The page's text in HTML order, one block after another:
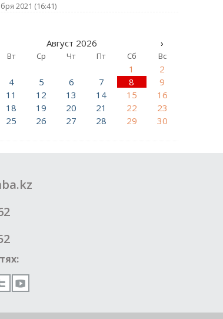
2021 (16:41)
Август 2026 ›
Вт Ср Чт Пт Сб Вс
1
2
4 5 6 7 8
9
11 12 13 14 15
16
18 19 20 21 22
23
25 26 27 28 29
30